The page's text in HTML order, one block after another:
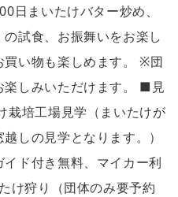
日まいたけバター炒め、
試食、お振舞いをお楽し
い物も楽しめます。 ※団
楽しみいただけます。 ■見
栽培工場見学（まいたけが
しの見学となります。）
イド付き無料、マイカー利
け狩り（団体のみ要予約